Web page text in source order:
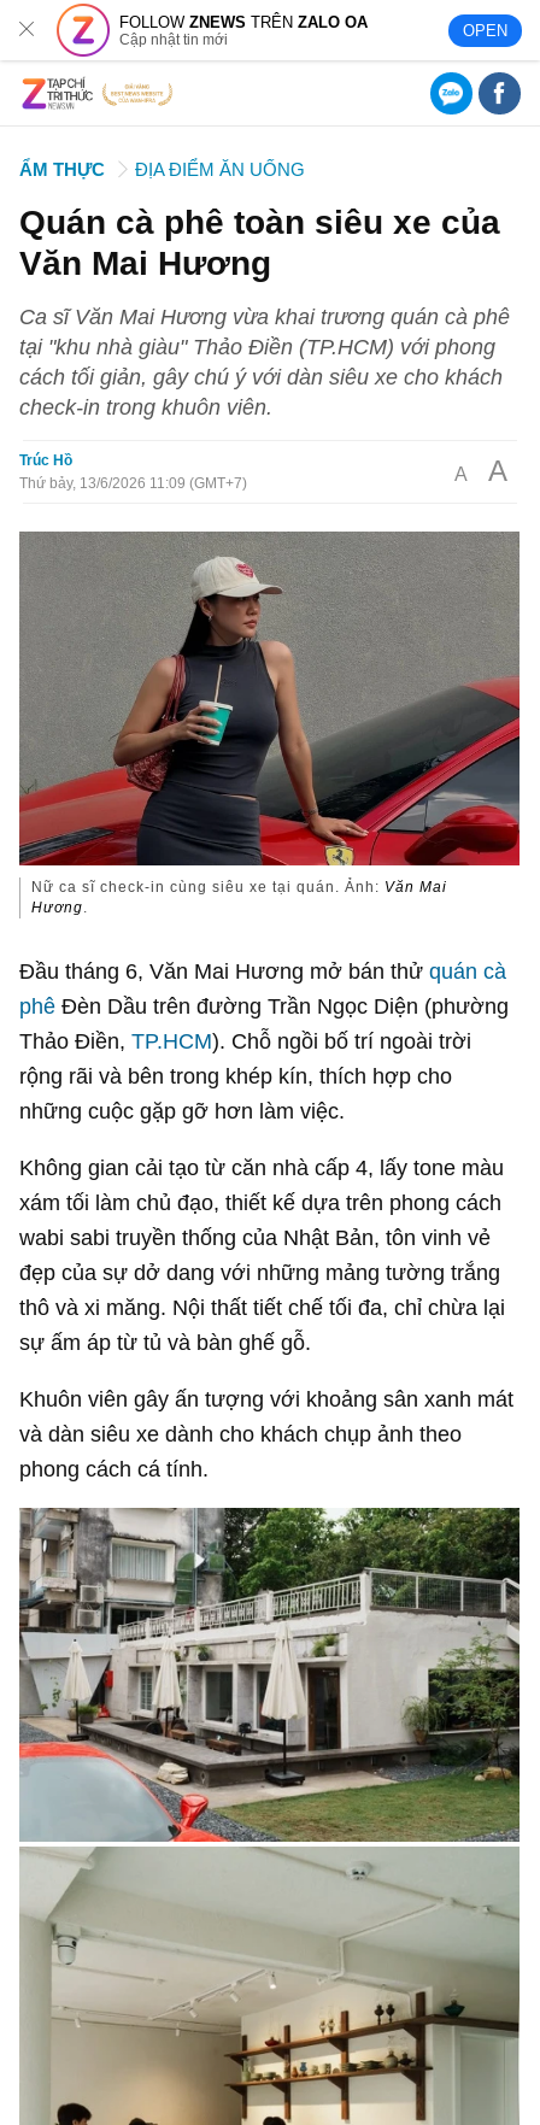
FOLLOWZNEWS TRÊNZALO OA
Cập nhật tin mới OPEN
ẨM THỰC ĐỊA ĐIỂM ĂN UỐNG
Quán cà phê toàn siêu xe của
Văn Mai Hương
Ca sĩ Văn Mai Hương vừa khai trương quán cà phê
tại "khu nhà giàu" Thảo Điền (TP.HCM) với phong
cách tối giản, gây chú ý với dàn siêu xe cho khách
check-in trong khuôn viên.
Trúc Hồ
Thứ bảy, 13/6/2026 11:09 (GMT+7)
A A
Nữ ca sĩ check-in cùng siêu xe tại quán. Ảnh: Văn Mai
Hương.
Đầu tháng 6, Văn Mai Hương mở bán thửquán cà
phê Đèn Dầu trên đường Trần Ngọc Diện (phường
Thảo Điền,TP.HCM). Chỗ ngồi bố trí ngoài trời
rộng rãi và bên trong khép kín, thích hợp cho
những cuộc gặp gỡ hơn làm việc.
Không gian cải tạo từ căn nhà cấp 4, lấy tone màu
xám tối làm chủ đạo, thiết kế dựa trên phong cách
wabi sabi truyền thống của Nhật Bản, tôn vinh vẻ
đẹp của sự dở dang với những mảng tường trắng
thô và xi măng. Nội thất tiết chế tối đa, chỉ chừa lại
sự ấm áp từ tủ và bàn ghế gỗ.
Khuôn viên gây ấn tượng với khoảng sân xanh mát
và dàn siêu xe dành cho khách chụp ảnh theo
phong cách cá tính.